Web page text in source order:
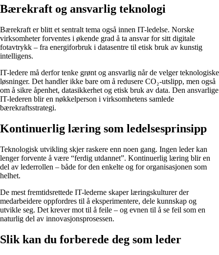
Bærekraft og ansvarlig teknologi
Bærekraft er blitt et sentralt tema også innen IT-ledelse. Norske
virksomheter forventes i økende grad å ta ansvar for sitt digitale
fotavtrykk – fra energiforbruk i datasentre til etisk bruk av kunstig
intelligens.
IT-ledere må derfor tenke grønt og ansvarlig når de velger teknologiske
løsninger. Det handler ikke bare om å redusere CO₂-utslipp, men også
om å sikre åpenhet, datasikkerhet og etisk bruk av data. Den ansvarlige
IT-lederen blir en nøkkelperson i virksomhetens samlede
bærekraftsstrategi.
Kontinuerlig læring som ledelsesprinsipp
Teknologisk utvikling skjer raskere enn noen gang. Ingen leder kan
lenger forvente å være “ferdig utdannet”. Kontinuerlig læring blir en
del av lederrollen – både for den enkelte og for organisasjonen som
helhet.
De mest fremtidsrettede IT-lederne skaper læringskulturer der
medarbeidere oppfordres til å eksperimentere, dele kunnskap og
utvikle seg. Det krever mot til å feile – og evnen til å se feil som en
naturlig del av innovasjonsprosessen.
Slik kan du forberede deg som leder